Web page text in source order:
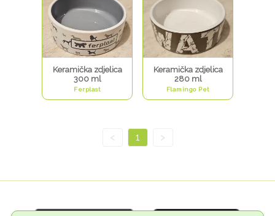
Keramička zdjelica
300 ml
Ferplast
Keramička zdjelica
280 ml
Flamingo Pet
< 1 >